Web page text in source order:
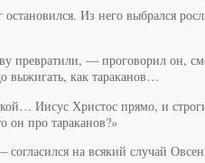
Из него выбрался
превратили, — проговорил он,
выжигать, как тараканов…
Иисус Христос прямо, и
он про тараканов?»
на всякий случай